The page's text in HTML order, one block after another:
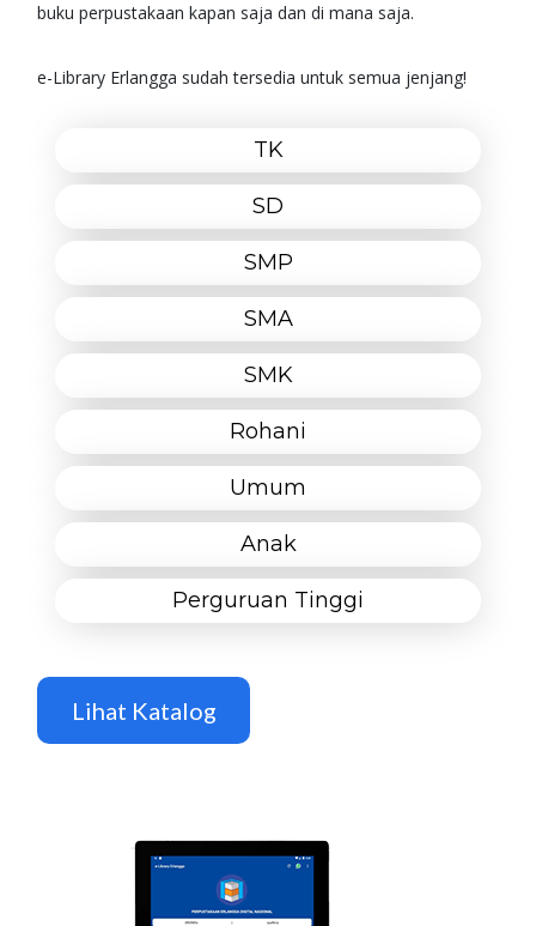
buku perpustakaan kapan saja dan di mana saja.
e-Library Erlangga sudah tersedia untuk semua jenjang!
TK
SD
SMP
SMA
SMK
Rohani
Umum
Anak
Perguruan Tinggi
Lihat Katalog